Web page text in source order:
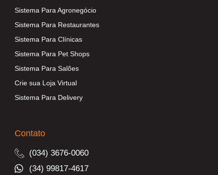
Sistema Para Agronegócio
Sistema Para Restaurantes
Sistema Para Clínicas
Sistema Para Pet Shops
Sistema Para Salões
Crie sua Loja Virtual
Sistema Para Delivery
Contato
(034) 3676-0060
(34) 99817-4617